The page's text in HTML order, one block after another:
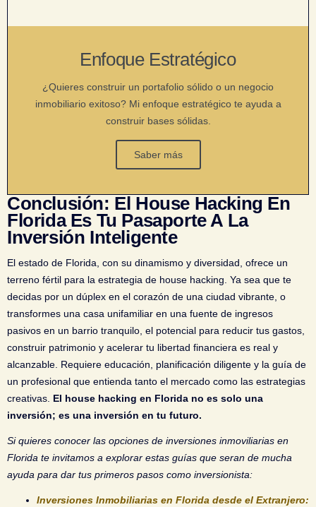
Enfoque Estratégico
¿Quieres construir un portafolio sólido o un negocio
inmobiliario exitoso? Mi enfoque estratégico te ayuda a
construir bases sólidas.
Saber más
Conclusión: El House Hacking En
Florida Es Tu Pasaporte A La
Inversión Inteligente
El estado de Florida, con su dinamismo y diversidad, ofrece un
terreno fértil para la estrategia de house hacking. Ya sea que te
decidas por un dúplex en el corazón de una ciudad vibrante, o
transformes una casa unifamiliar en una fuente de ingresos
pasivos en un barrio tranquilo, el potencial para reducir tus gastos,
construir patrimonio y acelerar tu libertad financiera es real y
alcanzable. Requiere educación, planificación diligente y la guía de
un profesional que entienda tanto el mercado como las estrategias
creativas. El house hacking en Florida no es solo una
inversión; es una inversión en tu futuro.
Si quieres conocer las opciones de inversiones inmoviliarias en
Florida te invitamos a explorar estas guías que seran de mucha
ayuda para dar tus primeros pasos como inversionista:
Inversiones Inmobiliarias en Florida desde el Extranjero: